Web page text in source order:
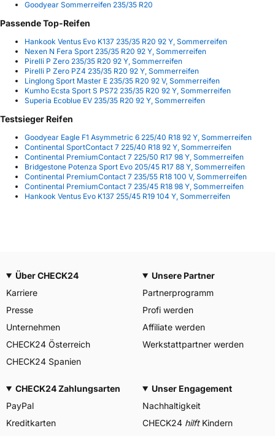
Goodyear Sommerreifen 235/35 R20
Passende Top-Reifen
Hankook Ventus Evo K137 235/35 R20 92 Y, Sommerreifen
Nexen N Fera Sport 235/35 R20 92 Y, Sommerreifen
Pirelli P Zero 235/35 R20 92 Y, Sommerreifen
Pirelli P Zero PZ4 235/35 R20 92 Y, Sommerreifen
Linglong Sport Master E 235/35 R20 92 V, Sommerreifen
Kumho Ecsta Sport S PS72 235/35 R20 92 Y, Sommerreifen
Superia Ecoblue EV 235/35 R20 92 Y, Sommerreifen
Testsieger Reifen
Goodyear Eagle F1 Asymmetric 6 225/40 R18 92 Y, Sommerreifen
Continental SportContact 7 225/40 R18 92 Y, Sommerreifen
Continental PremiumContact 7 225/50 R17 98 Y, Sommerreifen
Bridgestone Potenza Sport Evo 205/45 R17 88 Y, Sommerreifen
Continental PremiumContact 7 235/55 R18 100 V, Sommerreifen
Continental PremiumContact 7 235/45 R18 98 Y, Sommerreifen
Hankook Ventus Evo K137 255/45 R19 104 Y, Sommerreifen
Über CHECK24
Karriere
Presse
Unternehmen
CHECK24 Österreich
CHECK24 Spanien
Unsere Partner
Partnerprogramm
Profi werden
Affiliate werden
Werkstattpartner werden
CHECK24 Zahlungsarten
PayPal
Kreditkarten
Unser Engagement
Nachhaltigkeit
CHECK24 hilftKindern